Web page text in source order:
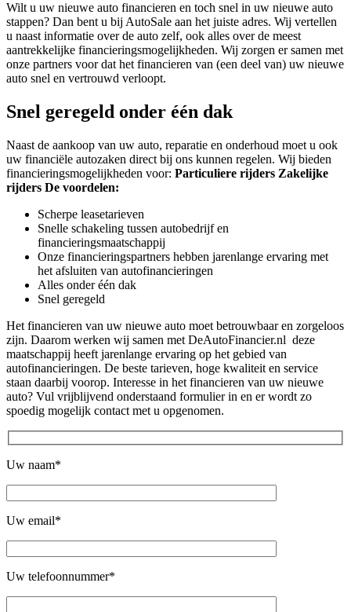
Wilt u uw nieuwe auto financieren en toch snel in uw nieuwe auto
stappen? Dan bent u bij AutoSale aan het juiste adres. Wij vertellen
u naast informatie over de auto zelf, ook alles over de meest
aantrekkelijke financieringsmogelijkheden. Wij zorgen er samen met
onze partners voor dat het financieren van (een deel van) uw nieuwe
auto snel en vertrouwd verloopt.
Snel geregeld onder één dak
Naast de aankoop van uw auto, reparatie en onderhoud moet u ook
uw financiële autozaken direct bij ons kunnen regelen. Wij bieden
financieringsmogelijkheden voor: Particuliere rijders Zakelijke
rijders De voordelen:
Scherpe leasetarieven
Snelle schakeling tussen autobedrijf en
financieringsmaatschappij
Onze financieringspartners hebben jarenlange ervaring met
het afsluiten van autofinancieringen
Alles onder één dak
Snel geregeld
Het financieren van uw nieuwe auto moet betrouwbaar en zorgeloos
zijn. Daarom werken wij samen met DeAutoFinancier.nl deze
maatschappij heeft jarenlange ervaring op het gebied van
autofinancieringen. De beste tarieven, hoge kwaliteit en service
staan daarbij voorop. Interesse in het financieren van uw nieuwe
auto? Vul vrijblijvend onderstaand formulier in en er wordt zo
spoedig mogelijk contact met u opgenomen.
Uw naam*
Uw email*
Uw telefoonnummer*